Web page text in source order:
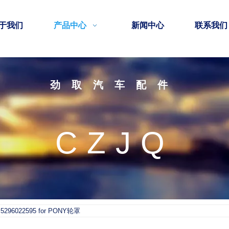
我们 产品中心 新闻中心 联系我们
劲取汽车配件
CZJQ
5296022595 for PONY轮罩